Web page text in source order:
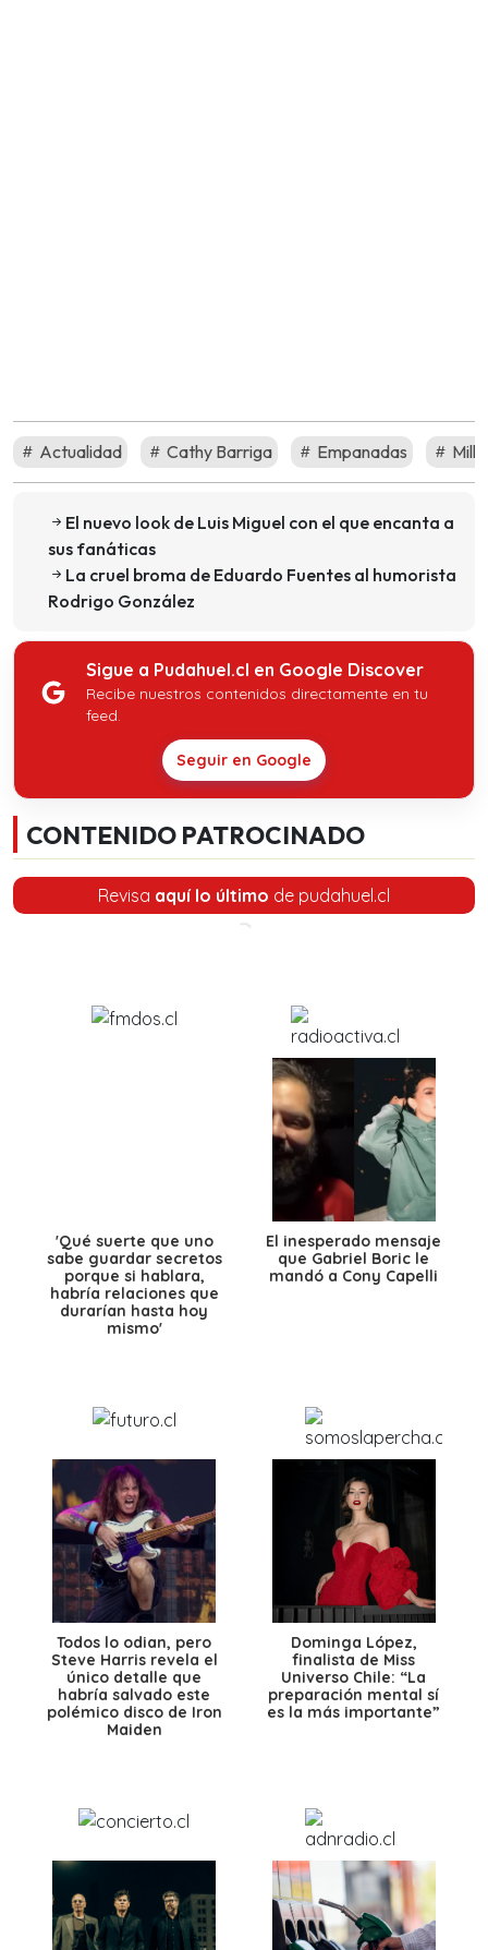
Actualidad Cathy Barriga Empanadas
El nuevo look de Luis Miguel con el que encanta a
sus fanáticas
La cruel broma de Eduardo Fuentes al humorista
Rodrigo González
Sigue a Pudahuel.cl en Google Discover
Recibe nuestros contenidos directamente en tu
feed.
Seguir en Google
CONTENIDO PATROCINADO
Revisa aquí lo último de pudahuel.cl
'Qué suerte que uno
sabe guardar secretos
porque si hablara,
habría relaciones que
durarían hasta hoy
mismo'
El inesperado mensaje
que Gabriel Boric le
mandó a Cony Capelli
Todos lo odian, pero
Steve Harris revela el
único detalle que
habría salvado este
polémico disco de Iron
Maiden
Dominga López,
finalista de Miss
Universo Chile: “La
preparación mental sí
es la más importante”